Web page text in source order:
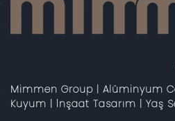
Mimmen Group | Alüminyum
Kuyum | İnşaat Tasarım | Yaş